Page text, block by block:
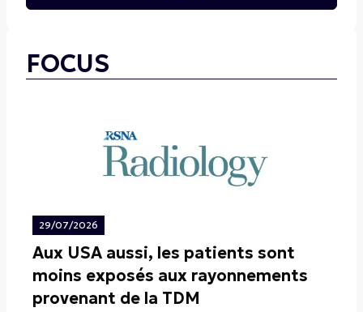
FOCUS
29/07/2026
Aux USA aussi, les patients sont
moins exposés aux rayonnements
provenant de la TDM